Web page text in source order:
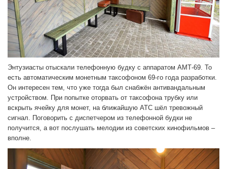
Энтузиасты отыскали телефонную будку с аппаратом АМТ-69. То
есть автоматическим монетным таксофоном 69-го года разработки.
Он интересен тем, что уже тогда был снабжён антивандальным
устройством. При попытке оторвать от таксофона трубку или
вскрыть ячейку для монет, на ближайшую АТС шёл тревожный
сигнал. Поговорить с диспетчером из телефонной будки не
получится, а вот послушать мелодии из советских кинофильмов –
вполне.